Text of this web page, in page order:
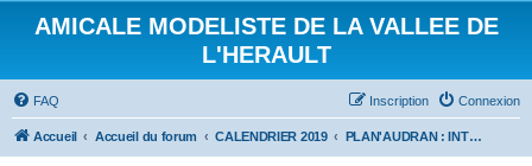
AMICALE MODELISTE DE LA VALLEE DE
L'HERAULT
FAQ Connexion
Inscription
Accueil Accueil du forum CALENDRIER 2019 PLAN'AUDRAN : INTER CLUBS PLANEURS 14 AVRIL 2019